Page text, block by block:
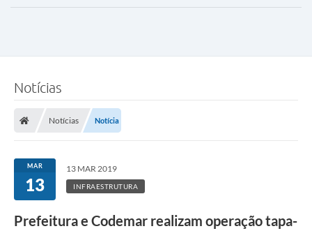
Notícias
Notícias Notícia
MAR
13
13 MAR 2019
INFRAESTRUTURA
Prefeitura e Codemar realizam operação tapa-